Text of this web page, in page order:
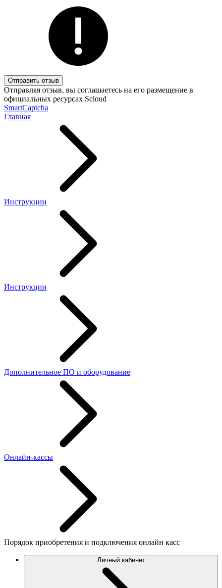
Отправить отзыв
Отправляя отзыв, вы соглашаетесь на его размещение в
официальных ресурсах Scloud
SmartCaptcha
Главная
Инструкции
Инструкции
Дополнительное ПО и оборудование
Онлайн-кассы
Порядок приобретения и подключения онлайн касс
Личный кабинет